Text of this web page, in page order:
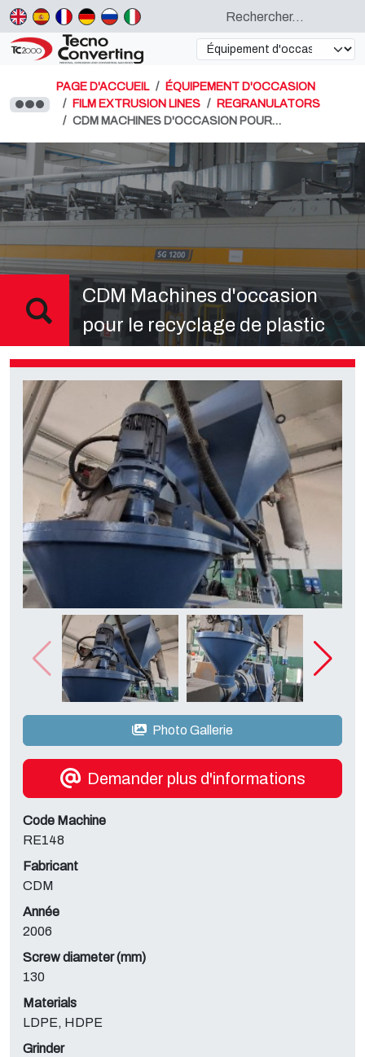
PAGE D'ACCUEIL
ÉQUIPEMENT D'OCCASION
FILM EXTRUSION LINES
REGRANULATORS
CDM MACHINES D'OCCASION POUR…
CDM Machines d'occasion
pour le recyclage de plastic
Photo Gallerie
Demander plus d'informations
Code Machine
RE148
Fabricant
CDM
Année
2006
Screw diameter (mm)
130
Materials
LDPE, HDPE
Grinder